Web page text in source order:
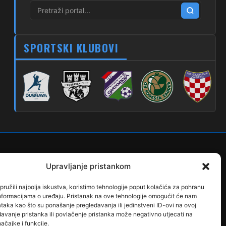
Upravljanje pristankom
najbolja iskustva, koristimo tehnologije poput kolačića za pohranu
o uređaju. Pristanak na ove tehnologije omogućit će nam
kao što su ponašanje pregledavanja ili jedinstveni ID-ovi na ovoj
pristanka ili povlačenje pristanka može negativno utjecati na
i funkcije.
Dubec – Sesvete – Blaguša
272 Dubec – Sesvete – Moravče
273 Dubec – Sesvete – Lužan
274 Dubec – Sesvete – Laktec
279 Dubec – Novi Jelkovec
280 Dubec – Sesvete – Šimuncevec
212 Noćna – Dubec – Sesvete
SPORTSKI KLUBOVI